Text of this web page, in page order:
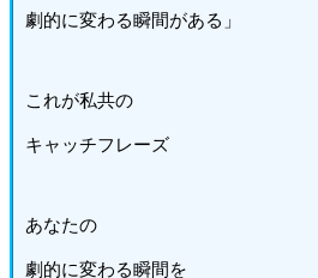
劇的に変わる瞬間がある」
これが私共の
キャッチフレーズ
あなたの
劇的に変わる瞬間を